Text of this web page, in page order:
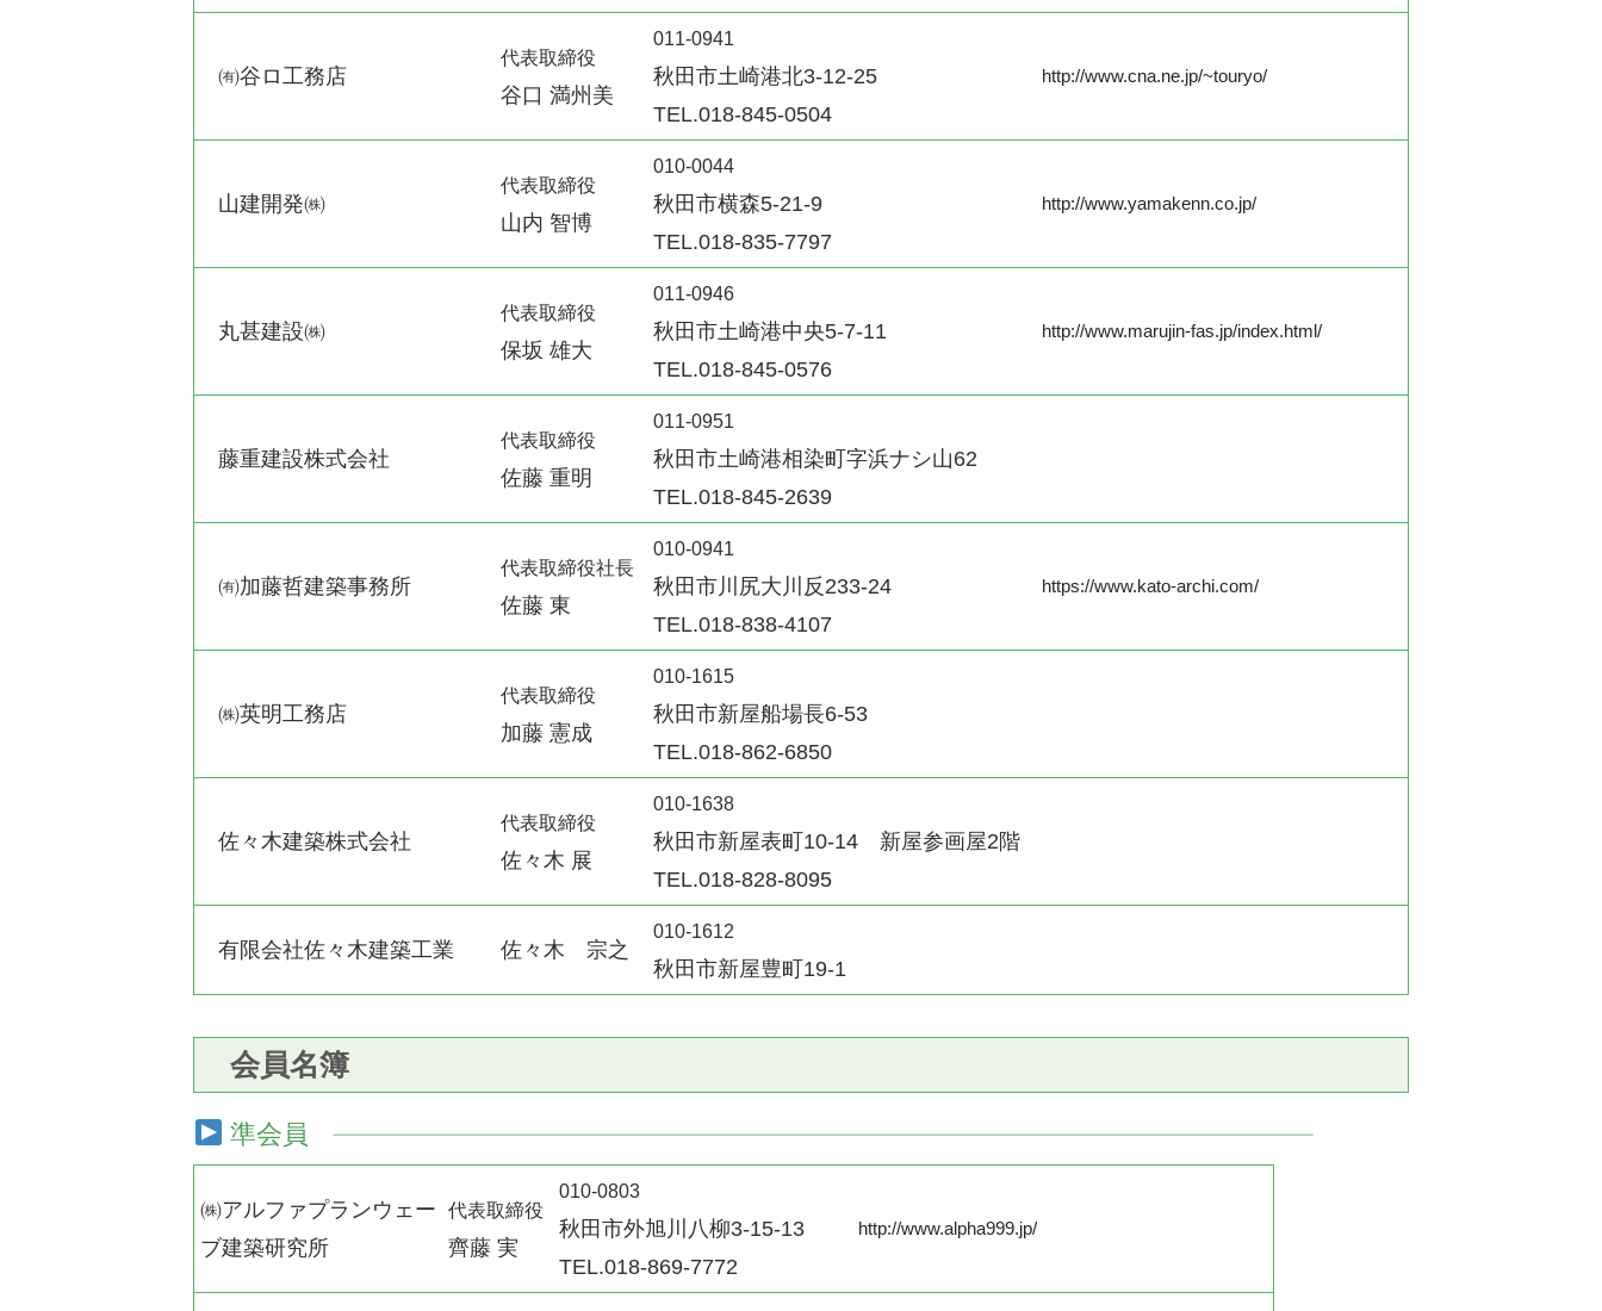
㈲谷ロ工務店
代表取締役
谷口 満州美
011-0941
秋田市土崎港北3-12-25
TEL.018-845-0504
http://www.cna.ne.jp/~touryo/
山建開発㈱
代表取締役
山内 智博
010-0044
秋田市横森5-21-9
TEL.018-835-7797
http://www.yamakenn.co.jp/
丸甚建設㈱
代表取締役
保坂 雄大
011-0946
秋田市土崎港中央5-7-11
TEL.018-845-0576
http://www.marujin-fas.jp/index.html/
藤重建設株式会社
代表取締役
佐藤 重明
011-0951
秋田市土崎港相染町字浜ナシ山62
TEL.018-845-2639
㈲加藤哲建築事務所
代表取締役社長
佐藤 東
010-0941
秋田市川尻大川反233-24
TEL.018-838-4107
https://www.kato-archi.com/
㈱英明工務店
代表取締役
加藤 憲成
010-1615
秋田市新屋船場長6-53
TEL.018-862-6850
佐々木建築株式会社
代表取締役
佐々木 展
010-1638
秋田市新屋表町10-14 新屋参画屋2階
TEL.018-828-8095
有限会社佐々木建築工業 佐々木 宗之
010-1612
秋田市新屋豊町19-1
会員名簿
準会員
㈱アルファプランウェー
ブ建築研究所
代表取締役
齊藤 実
010-0803
秋田市外旭川八柳3-15-13
TEL.018-869-7772
http://www.alpha999.jp/